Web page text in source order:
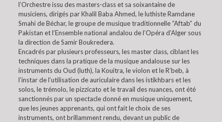
l’Orchestre issu des masters-class et sa soixantaine de
musiciens, dirigés par Khalil Baba Ahmed, le luthiste Ramdane
Smahi de Béchar, le groupe de musique traditionnelle “Aftab” du
Pakistan et l’Ensemble national andalou de l’Opéra d’Alger sous
la direction de Samir Boukredera.
Encadrés par plusieurs professeurs, les master class, ciblant les
techniques dans la pratique de la musique andalouse sur les
instruments du Oud (luth), la Kouitra, le violon et le R’beb, à
l’instar de l’utilisation de auriculaire dans les istikhbars et les
solos, le trémolo, le pizzicato et le travail des nuances, ont été
sanctionnés par un spectacle donné en musique uniquement,
que les jeunes apprenants, qui ont fait le choix de ses
instruments, ont brillamment rendu, devant un public de